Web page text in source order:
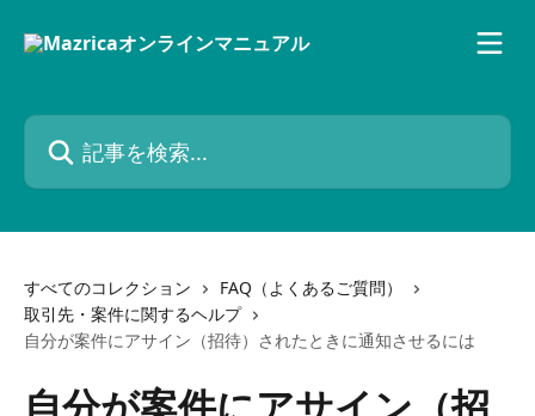
記事を検索...
すべてのコレクション
FAQ（よくあるご質問）
取引先・案件に関するヘルプ
自分が案件にアサイン（招待）されたときに通知させるには